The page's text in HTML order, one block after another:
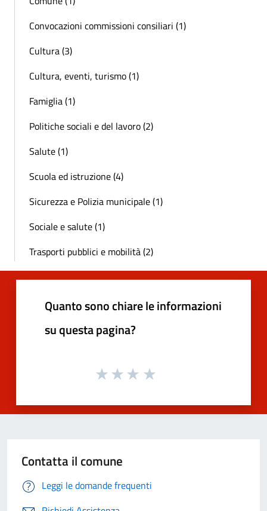
Convocazioni commissioni consiliari (1)
Cultura (3)
Cultura, eventi, turismo (1)
Famiglia (1)
Politiche sociali e del lavoro (2)
Salute (1)
Scuola ed istruzione (4)
Sicurezza e Polizia municipale (1)
Sociale e salute (1)
Trasporti pubblici e mobilità (2)
Quanto sono chiare le informazioni
su questa pagina?
Contatta il comune
Leggi le domande frequenti